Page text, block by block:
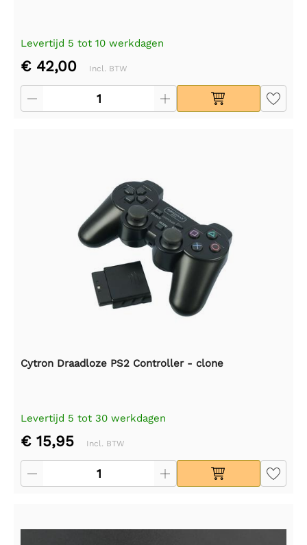
Levertijd 5 tot 10 werkdagen
€ 42,00 Incl. BTW
Cytron Draadloze PS2 Controller - clone
Levertijd 5 tot 30 werkdagen
€ 15,95 Incl. BTW